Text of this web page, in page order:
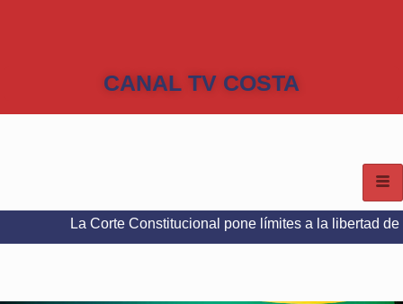
CANAL TV COSTA
Corte Constitucional pone límites a la libertad de expresión